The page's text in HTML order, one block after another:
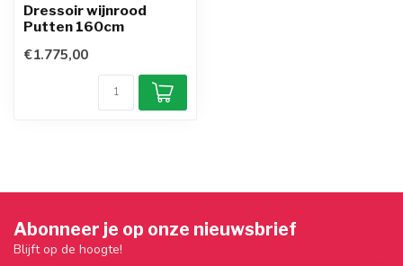
Dressoir wijnrood
Putten 160cm
€1.775,00
Abonneer je op onze nieuwsbrief
Blijft op de hoogte!